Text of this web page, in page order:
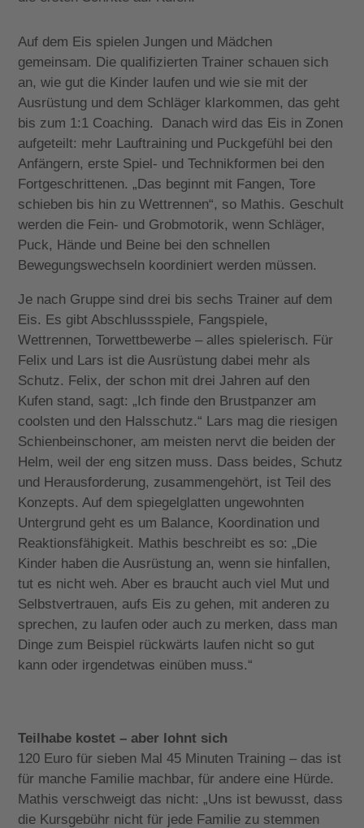
Auf dem Eis spielen Jungen und Mädchen
gemeinsam. Die qualifizierten Trainer schauen sich
an, wie gut die Kinder laufen und wie sie mit der
Ausrüstung und dem Schläger klarkommen, das geht
bis zum 1:1 Coaching. Danach wird das Eis in Zonen
aufgeteilt: mehr Lauftraining und Puckgefühl bei den
Anfängern, erste Spiel- und Technikformen bei den
Fortgeschrittenen. „Das beginnt mit Fangen, Tore
schieben bis hin zu Wettrennen“, so Mathis. Geschult
werden die Fein- und Grobmotorik, wenn Schläger,
Puck, Hände und Beine bei den schnellen
Bewegungswechseln koordiniert werden müssen.
Je nach Gruppe sind drei bis sechs Trainer auf dem
Eis. Es gibt Abschlussspiele, Fangspiele,
Wettrennen, Torwettbewerbe – alles spielerisch. Für
Felix und Lars ist die Ausrüstung dabei mehr als
Schutz. Felix, der schon mit drei Jahren auf den
Kufen stand, sagt: „Ich finde den Brustpanzer am
coolsten und den Halsschutz.“ Lars mag die riesigen
Schienbeinschoner, am meisten nervt die beiden der
Helm, weil der eng sitzen muss. Dass beides, Schutz
und Herausforderung, zusammengehört, ist Teil des
Konzepts. Auf dem spiegelglatten ungewohnten
Untergrund geht es um Balance, Koordination und
Reaktionsfähigkeit. Mathis beschreibt es so: „Die
Kinder haben die Ausrüstung an, wenn sie hinfallen,
tut es nicht weh. Aber es braucht auch viel Mut und
Selbstvertrauen, aufs Eis zu gehen, mit anderen zu
sprechen, zu laufen oder auch zu merken, dass man
Dinge zum Beispiel rückwärts laufen nicht so gut
kann oder irgendetwas einüben muss.“
Teilhabe kostet – aber lohnt sich
120 Euro für sieben Mal 45 Minuten Training – das ist
für manche Familie machbar, für andere eine Hürde.
Mathis verschweigt das nicht: „Uns ist bewusst, dass
die Kursgebühr nicht für jede Familie zu stemmen